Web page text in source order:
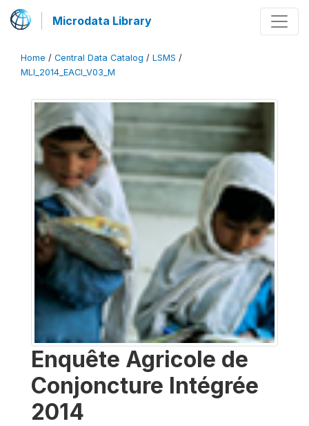
Microdata Library
Home / Central Data Catalog / LSMS /
MLI_2014_EACI_V03_M
Enquête Agricole de
Conjoncture Intégrée
2014